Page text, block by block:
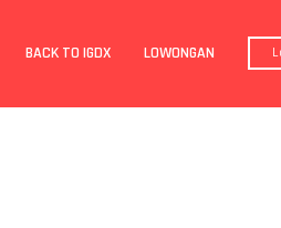
BACK TO IGDX LOWONGAN